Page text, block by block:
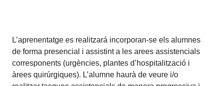
L’aprenentatge es realitzará incorporan-se els alumnes
de forma presencial i assistint a les arees assistencials
corresponents (urgències, plantes d’hospitalització i
àrees quirúrgiques). L’alumne haurà de veure i/o